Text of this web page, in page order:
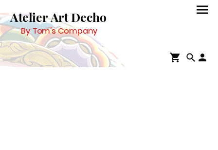
Atelier Art Decho
By Tom's Company